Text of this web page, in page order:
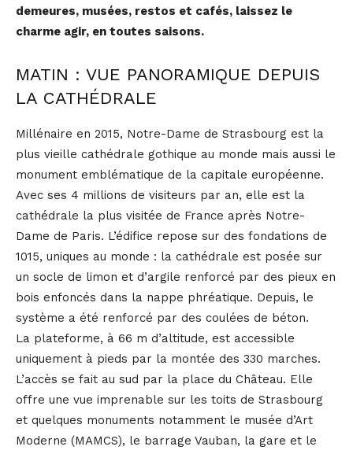
demeures, musées, restos et cafés, laissez le
charme agir, en toutes saisons.
MATIN : VUE PANORAMIQUE DEPUIS
LA CATHÉDRALE
Millénaire en 2015, Notre-Dame de Strasbourg est la
plus vieille cathédrale gothique au monde mais aussi le
monument emblématique de la capitale européenne.
Avec ses 4 millions de visiteurs par an, elle est la
cathédrale la plus visitée de France après Notre-
Dame de Paris. L’édifice repose sur des fondations de
1015, uniques au monde : la cathédrale est posée sur
un socle de limon et d’argile renforcé par des pieux en
bois enfoncés dans la nappe phréatique. Depuis, le
système a été renforcé par des coulées de béton.
La plateforme, à 66 m d’altitude, est accessible
uniquement à pieds par la montée des 330 marches.
L’accès se fait au sud par la place du Château. Elle
offre une vue imprenable sur les toits de Strasbourg
et quelques monuments notamment le musée d’Art
Moderne (MAMCS), le barrage Vauban, la gare et le